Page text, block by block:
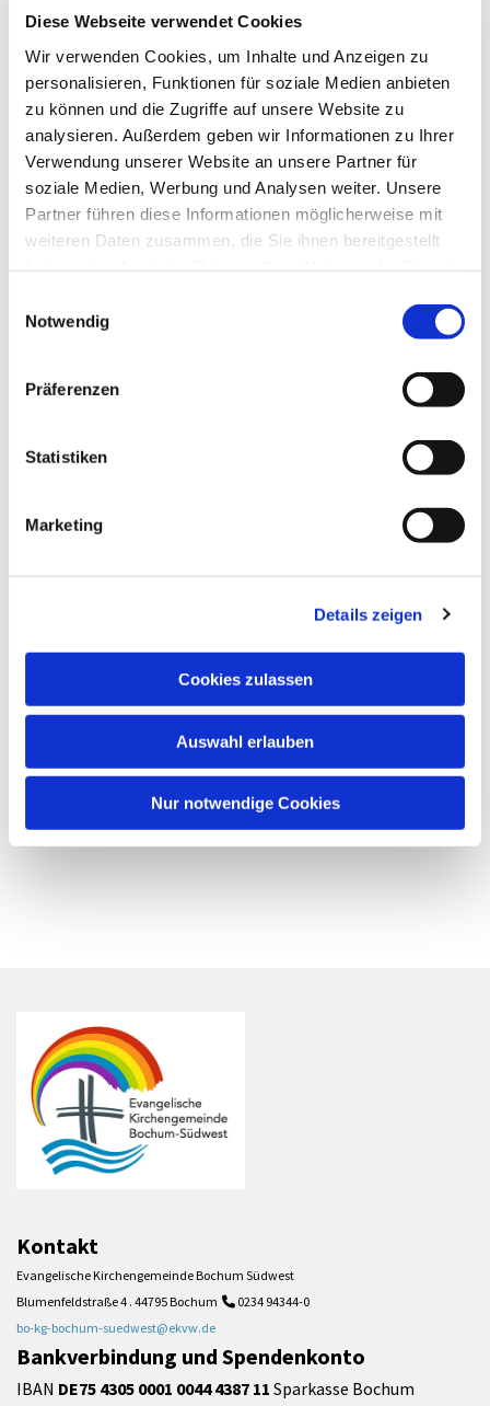
Diese Webseite verwendet Cookies
Wir verwenden Cookies, um Inhalte und Anzeigen zu
personalisieren, Funktionen für soziale Medien anbieten
zu können und die Zugriffe auf unsere Website zu
analysieren. Außerdem geben wir Informationen zu Ihrer
Verwendung unserer Website an unsere Partner für
soziale Medien, Werbung und Analysen weiter. Unsere
Partner führen diese Informationen möglicherweise mit
weiteren Daten zusammen, die Sie ihnen bereitgestellt
Notwendig
Präferenzen
Statistiken
Marketing
Details zeigen
Cookies zulassen
Auswahl erlauben
Nur notwendige Cookies
Dies könnte Sie auch interessieren
Kontakt
Evangelische Kirchengemeinde Bochum Südwest
Blumenfeldstraße 4 . 44795 Bochum  0234 94344-0
bo-kg-bochum-suedwest@ekvw.de
Bankverbindung und Spendenkonto
IBAN DE75 4305 0001 0044 4387 11 Sparkasse Bochum